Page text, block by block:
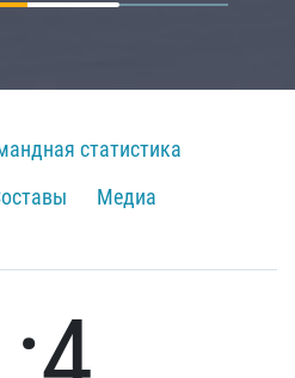
статистика
Медиа